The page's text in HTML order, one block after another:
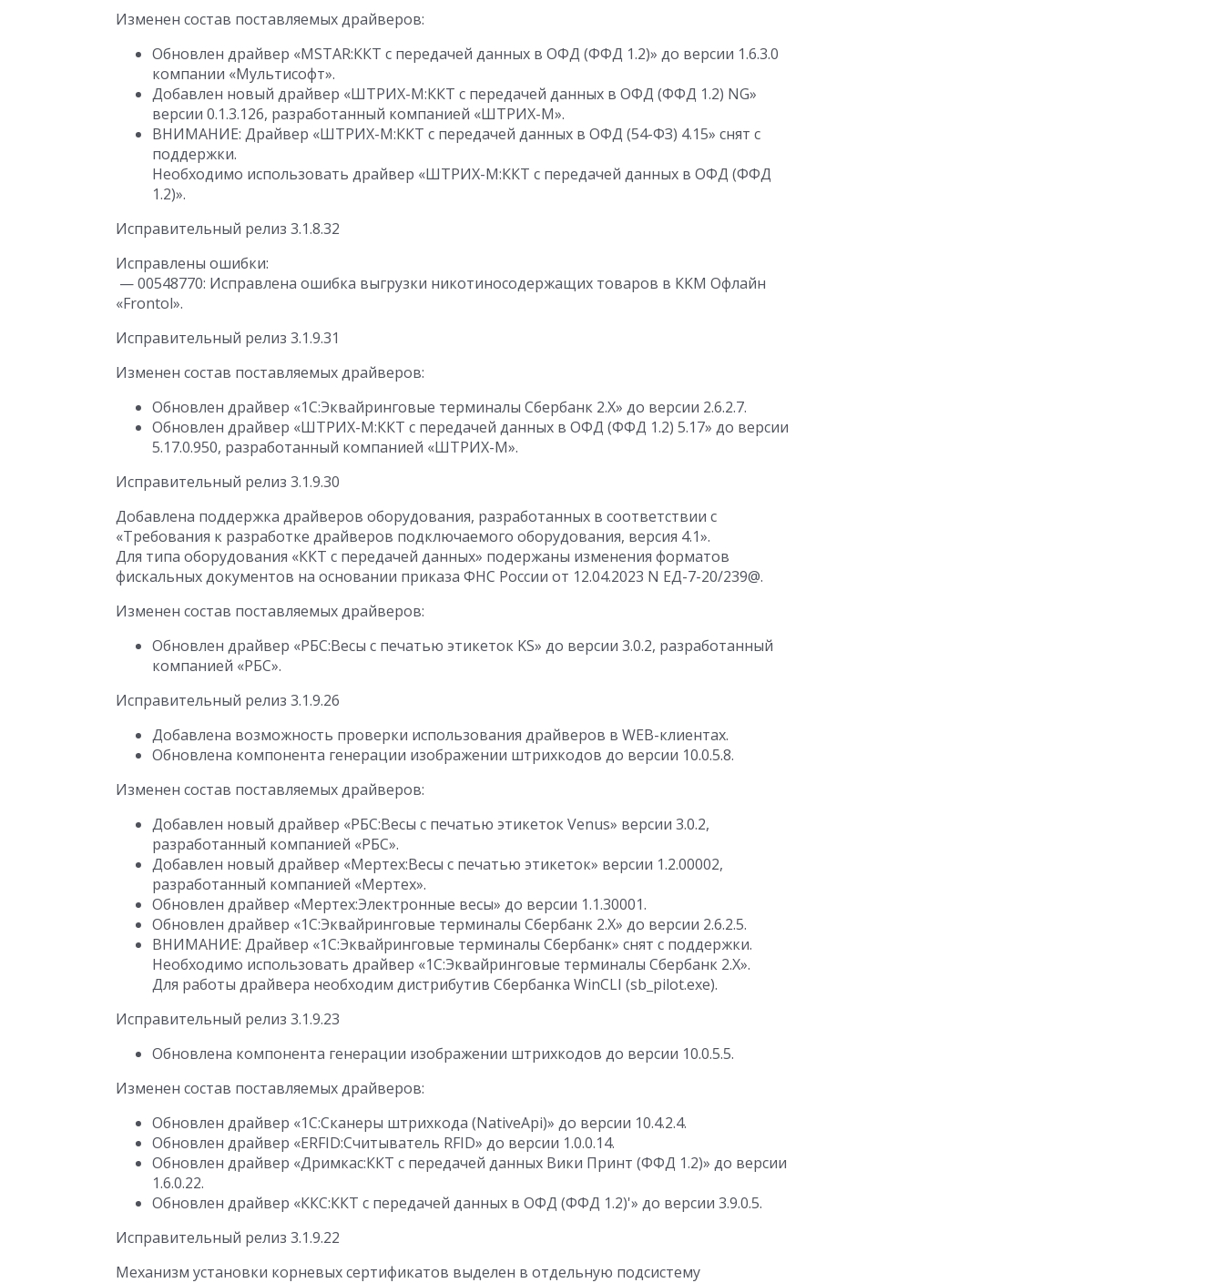
Изменен состав поставляемых драйверов:
Обновлен драйвер «MSTAR:ККТ с передачей данных в ОФД (ФФД 1.2)» до версии 1.6.3.0
компании «Мультисофт».
Добавлен новый драйвер «ШТРИХ-М:ККТ с передачей данных в ОФД (ФФД 1.2) NG»
версии 0.1.3.126, разработанный компанией «ШТРИХ-М».
ВНИМАНИЕ: Драйвер «ШТРИХ-М:ККТ с передачей данных в ОФД (54-ФЗ) 4.15» снят с
поддержки.
Необходимо использовать драйвер «ШТРИХ-М:ККТ с передачей данных в ОФД (ФФД
1.2)».
Исправительный релиз 3.1.8.32
Исправлены ошибки:
— 00548770: Исправлена ошибка выгрузки никотиносодержащих товаров в ККМ Офлайн
«Frontol».
Исправительный релиз 3.1.9.31
Изменен состав поставляемых драйверов:
Обновлен драйвер «1С:Эквайринговые терминалы Сбербанк 2.Х» до версии 2.6.2.7.
Обновлен драйвер «ШТРИХ-М:ККТ с передачей данных в ОФД (ФФД 1.2) 5.17» до версии
5.17.0.950, разработанный компанией «ШТРИХ-М».
Исправительный релиз 3.1.9.30
Добавлена поддержка драйверов оборудования, разработанных в соответствии с
«Требования к разработке драйверов подключаемого оборудования, версия 4.1».
Для типа оборудования «ККТ с передачей данных» подержаны изменения форматов
фискальных документов на основании приказа ФНС России от 12.04.2023 N ЕД-7-20/239@.
Изменен состав поставляемых драйверов:
Обновлен драйвер «РБС:Весы c печатью этикеток KS» до версии 3.0.2, разработанный
компанией «РБС».
Исправительный релиз 3.1.9.26
Добавлена возможность проверки использования драйверов в WEB-клиентах.
Обновлена компонента генерации изображении штрихкодов до версии 10.0.5.8.
Изменен состав поставляемых драйверов:
Добавлен новый драйвер «РБС:Весы c печатью этикеток Venus» версии 3.0.2,
разработанный компанией «РБС».
Добавлен новый драйвер «Мертех:Весы с печатью этикеток» версии 1.2.00002,
разработанный компанией «Мертех».
Обновлен драйвер «Мертех:Электронные весы» до версии 1.1.30001.
Обновлен драйвер «1С:Эквайринговые терминалы Сбербанк 2.Х» до версии 2.6.2.5.
ВНИМАНИЕ: Драйвер «1С:Эквайринговые терминалы Сбербанк» снят с поддержки.
Необходимо использовать драйвер «1С:Эквайринговые терминалы Сбербанк 2.Х».
Для работы драйвера необходим дистрибутив Сбербанка WinCLI (sb_pilot.exe).
Исправительный релиз 3.1.9.23
Обновлена компонента генерации изображении штрихкодов до версии 10.0.5.5.
Изменен состав поставляемых драйверов:
Обновлен драйвер «1С:Сканеры штрихкода (NativeApi)» до версии 10.4.2.4.
Обновлен драйвер «ERFID:Считыватель RFID» до версии 1.0.0.14.
Обновлен драйвер «Дримкас:ККТ с передачей данных Вики Принт (ФФД 1.2)» до версии
1.6.0.22.
Обновлен драйвер «ККС:ККТ с передачей данных в ОФД (ФФД 1.2)'» до версии 3.9.0.5.
Исправительный релиз 3.1.9.22
Механизм установки корневых сертификатов выделен в отдельную подсистему